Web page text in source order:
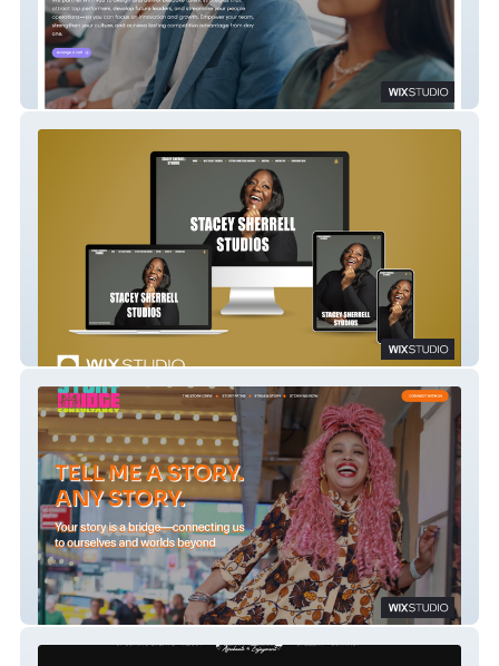
PS Talent Consulting
STACEY SHERRELL
Story Bridge